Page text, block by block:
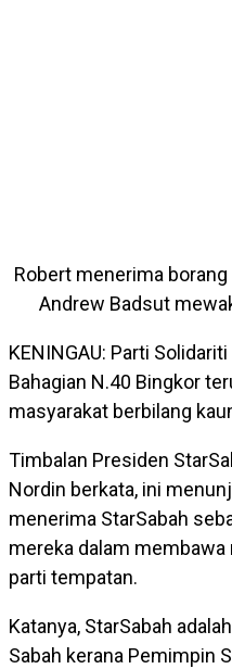
Robert menerima
Andrew Badsut
KENINGAU: Parti
Bahagian N.40 Bingkor
masyarakat berbilang
Timbalan Presiden
Nordin berkata, ini
menerima StarSabah
mereka dalam
parti tempatan.
Katanya, StarSabah
Sabah kerana Pemimpin